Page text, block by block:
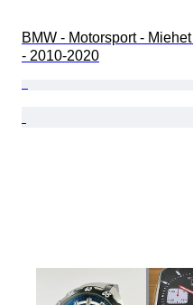
BMW - Motorsport - Miehet
- 2010-2020